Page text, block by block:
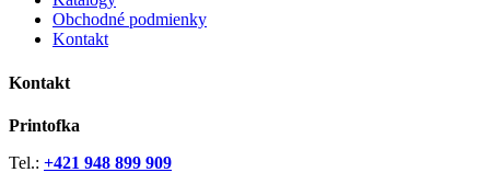
Obchodné podmienky
Kontakt
Kontakt
Printofka
Tel.: +421 948 899 909